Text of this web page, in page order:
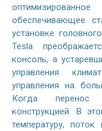
обеспечивающее
установке
Tesla
консоль, а
управления
управления на
Когда перенос
конструкцией. В
температуру,